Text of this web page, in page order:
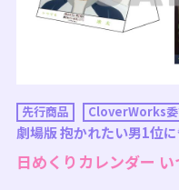
先行商品 CloverWorks委
劇場版 抱かれたい男1位
日めくりカレンダー